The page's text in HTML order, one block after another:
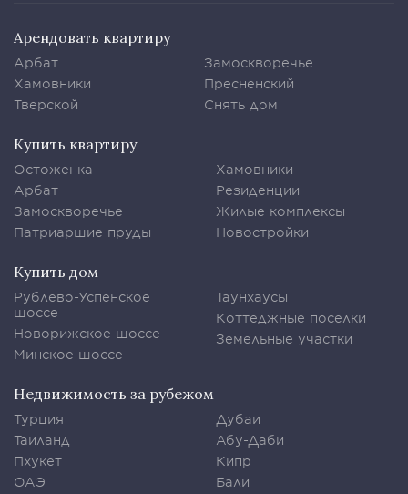
Арендовать квартиру
Арбат
Хамовники
Тверской
Замоскворечье
Пресненский
Снять дом
Купить квартиру
Остоженка
Арбат
Замоскворечье
Патриаршие пруды
Хамовники
Резиденции
Жилые комплексы
Новостройки
Купить дом
Рублево-Успенское
шоссе
Новорижское шоссе
Минское шоссе
Таунхаусы
Коттеджные поселки
Земельные участки
Недвижимость за рубежом
Турция
Таиланд
Пхукет
ОАЭ
Дубаи
Абу-Даби
Кипр
Бали